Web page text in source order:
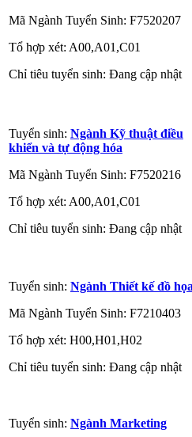
Mã Ngành Tuyển Sinh: F7520207
Tổ hợp xét: A00,A01,C01
Chỉ tiêu tuyển sinh: Đang cập nhật
Tuyển sinh: Ngành Kỹ thuật điều
khiển và tự động hóa
Mã Ngành Tuyển Sinh: F7520216
Tổ hợp xét: A00,A01,C01
Chỉ tiêu tuyển sinh: Đang cập nhật
Tuyển sinh: Ngành Thiết kế đồ họa
Mã Ngành Tuyển Sinh: F7210403
Tổ hợp xét: H00,H01,H02
Chỉ tiêu tuyển sinh: Đang cập nhật
Tuyển sinh: Ngành Marketing